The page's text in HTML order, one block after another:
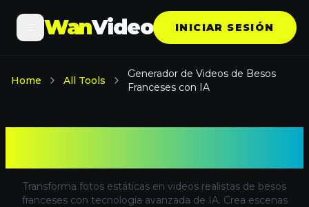
WanVideo INICIAR SESIÓN
Home All Tools
Generador de Videos de Besos
Franceses con IA
Transforma fotos estáticas en videos realistas de besos
franceses con tecnología avanzada de IA. Crea escenas